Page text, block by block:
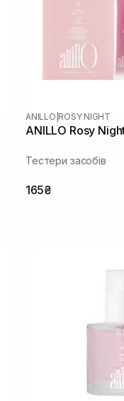
ANILLO ROSY NIGHT
ANILLO Rosy
Тестери засобів
165₴